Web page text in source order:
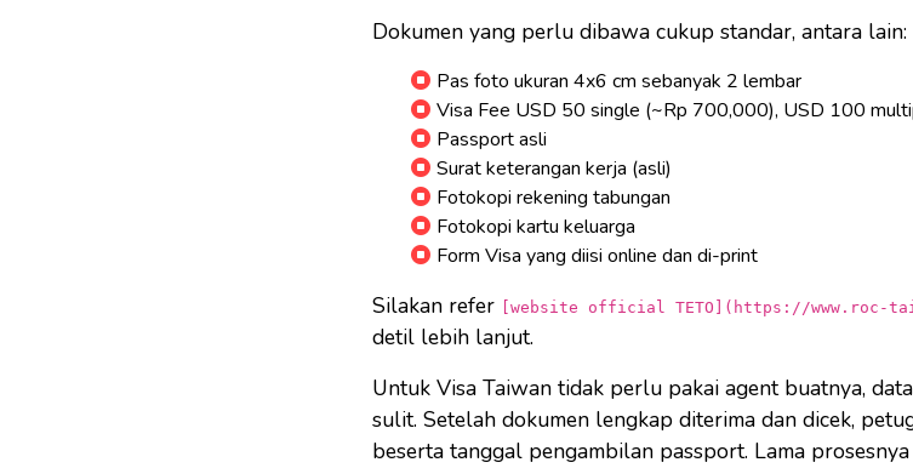
Dokumen yang perlu dibawa cukup standar, antara lain:
Pas foto ukuran 4x6 cm sebanyak 2 lembar
Visa Fee USD 50 single (~Rp 700,000), USD 100
Passport asli
Surat keterangan kerja (asli)
Fotokopi rekening tabungan
Fotokopi kartu keluarga
Form Visa yang diisi online dan di-print
Silakan refer [website official TETO](https://www.roc-
detil lebih lanjut.
Untuk Visa Taiwan tidak perlu pakai agent buatnya,
sulit. Setelah dokumen lengkap diterima dan dicek,
beserta tanggal pengambilan passport. Lama